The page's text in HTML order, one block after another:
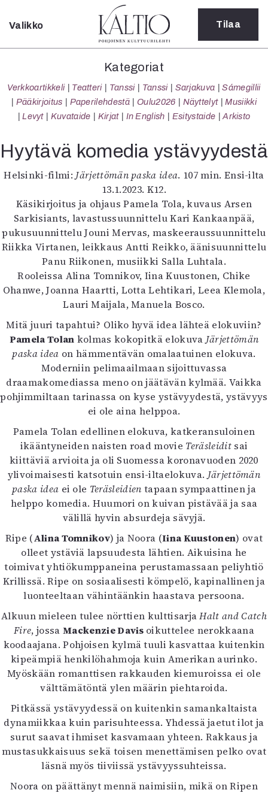
Sulje
Kategoriat
Verkkoartikkeli
Teatteri
Tanssi
Sarjakuva
Sámegillii
Pääkirjoitus
Paperilehdestä
Oulu2026
Näyttelyt
Musiikki
Levyt
Kuvataide
Kirjat
In English
Esitystaide
Lehdet
4/2026
2–3/2026
1/2026
6/2025
5/2025 saame
Lehtiarkisto
Info
Tilaus ja irtonumerot
Yhteistyössä
Toimitus
Mediatiedot
Kaltio ry
Valikko Tilaa
Kategoriat
Verkkoartikkeli Teatteri Tanssi Tanssi Sarjakuva
Sámegillii
Pääkirjoitus
Paperilehdestä Oulu2026 Näyttelyt
Musiikki
Levyt
Kuvataide Kirjat In English Esitystaide Arkisto
Hyytävä komedia ystävyydestä
Helsinki-filmi: Järjettömän paska idea. 107 min. Ensi-ilta
13.1.2023. K12.
Käsikirjoitus ja ohjaus Pamela Tola, kuvaus Arsen
Sarkisiants, lavastussuunnittelu Kari Kankaanpää,
pukusuunnittelu Jouni Mervas, maskeeraussuunnittelu
Riikka Virtanen, leikkaus Antti Reikko, äänisuunnittelu
Panu Riikonen, musiikki Salla Luhtala.
Rooleissa Alina Tomnikov, Iina Kuustonen, Chike
Ohanwe, Joanna Haartti, Lotta Lehtikari, Leea Klemola,
Lauri Maijala, Manuela Bosco.
Mitä juuri tapahtui? Oliko hyvä idea lähteä elokuviin?
Pamela Tolan kolmas kokopitkä elokuva Järjettömän
paska idea on hämmentävän omalaatuinen elokuva.
Moderniin pelimaailmaan sijoittuvassa
draamakomediassa meno on jäätävän kylmää. Vaikka
pohjimmiltaan tarinassa on kyse ystävyydestä, ystävyys
ei ole aina helppoa.
Pamela Tolan edellinen elokuva, katkeransuloinen
ikääntyneiden naisten road movie Teräsleiditsai
kiittäviä arvioita ja oli Suomessa koronavuoden 2020
ylivoimaisesti katsotuin ensi-iltaelokuva. Järjettömän
paska idea ei ole Teräsleidien tapaan sympaattinen ja
helppo komedia. Huumori on kuivan pistävää ja saa
välillä hyvin absurdeja sävyjä.
Ripe (Alina Tomnikov) ja Noora (Iina Kuustonen) ovat
olleet ystäviä lapsuudesta lähtien. Aikuisina he
toimivat yhtiökumppaneina perustamassaan peliyhtiö
Krillissä. Ripe on sosiaalisesti kömpelö, kapinallinen ja
luonteeltaan vähintäänkin haastava persoona.
Alkuun mieleen tulee nörttien kulttisarjaHalt and Catch
Fire, jossa Mackenzie Davis oikuttelee nerokkaana
koodaajana. Pohjoisen kylmä tuuli kasvattaa kuitenkin
kipeämpiä henkilöhahmoja kuin Amerikan aurinko.
Myöskään romanttisen rakkauden kiemuroissa ei ole
välttämätöntä ylen määrin piehtaroida.
Pitkässä ystävyydessä on kuitenkin samankaltaista
dynamiikkaa kuin parisuhteessa. Yhdessä jaetut ilot ja
surut saavat ihmiset kasvamaan yhteen. Rakkaus ja
mustasukkaisuus sekä toisen menettämisen pelko ovat
läsnä myös tiiviissä ystävyyssuhteissa.
Noora on päättänyt mennä naimisiin, mikä on Ripen